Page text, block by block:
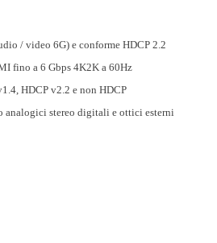
/ video 6G) e conforme HDCP 2.2
fino a 6 Gbps 4K2K a 60Hz
HDCP v2.2 e non HDCP
analogici stereo digitali e ottici esterni